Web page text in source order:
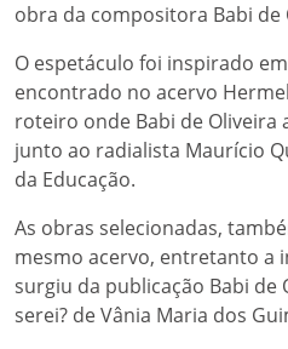
obra da compositora Babi de
O espetáculo foi inspirado
encontrado no acervo
roteiro onde Babi de Oliveira
junto ao radialista Maurício
da Educação.
As obras selecionadas,
mesmo acervo, entretanto a
surgiu da publicação Babi de
serei? de Vânia Maria dos